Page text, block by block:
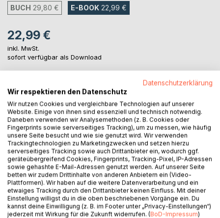
BUCH 29,80 € E-BOOK 22,99 €
22,99 €
inkl. MwSt.
sofort verfügbar als Download
IN DEN WARENKORB
Auf die Merkliste
Titel bewerten
BESCHREIBUNG
Datenschutzerklärung
Wir respektieren den Datenschutz
Wir nutzen Cookies und vergleichbare Technologien auf unserer
Website. Einige von ihnen sind essenziell und technisch notwendig.
Daneben verwenden wir Analysemethoden (z. B. Cookies oder
Fingerprints sowie serverseitiges Tracking), um zu messen, wie häufig
unsere Seite besucht und wie sie genutzt wird. Wir verwenden
Trackingtechnologien zu Marketingzwecken und setzen hierzu
serverseitiges Tracking sowie auch Drittanbieter ein, wodurch ggf.
geräteübergreifend Cookies, Fingerprints, Tracking-Pixel, IP-Adressen
sowie gehashte E-Mail-Adressen genutzt werden. Auf unserer Seite
betten wir zudem Drittinhalte von anderen Anbietern ein (Video-
Plattformen). Wir haben auf die weitere Datenverarbeitung und ein
etwaiges Tracking durch den Drittanbieter keinen Einfluss. Mit deiner
Einstellung willigst du in die oben beschriebenen Vorgänge ein. Du
kannst deine Einwilligung (z. B. im Footer unter „Privacy-Einstellungen“)
jederzeit mit Wirkung für die Zukunft widerrufen. (BoD-Impressum)